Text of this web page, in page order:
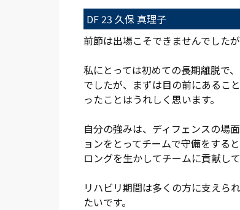
DF 23 久保 真理子
前節は出場こそできませんでした
私にとっては初めての長期離脱で
でしたが、まずは目の前にあるこ
ったことはうれしく思います。
自分の強みは、ディフェンスの場
ョンをとってチームで守備をする
ロングを生かしてチームに貢献し
リハビリ期間は多くの方に支えら
たいです。